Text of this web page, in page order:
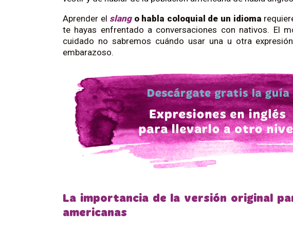
Aprender el slang o habla coloquial de un idioma
te hayas enfrentado a conversaciones con nativos. El
cuidado no sabremos cuándo usar una u otra
embarazoso.
La importancia de la versión original
americanas